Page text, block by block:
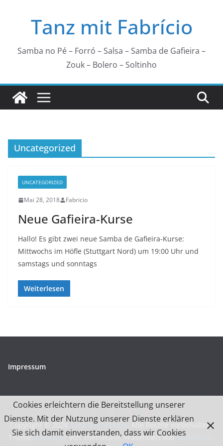
Tanz mit Fabrício
Samba no Pé – Forró – Salsa – Samba de Gafieira –
Zouk – Bolero – Soltinho
Uncategorized
UNCATEGORIZED
Mai 28, 2018 Fabricio
Neue Gafieira-Kurse
Hallo! Es gibt zwei neue Samba de Gafieira-Kurse:
Mittwochs im Höfle (Stuttgart Nord) um 19:00 Uhr und
samstags und sonntags
Weiterlesen
Impressum
Copyright © 2026Tanz mit Fabrício. Alle Rechte vorbehalten.
Theme:ColorMagvon ThemeGrill. Präsentiert vonWordPress
Cookies erleichtern die Bereitstellung unserer
Dienste. Mit der Nutzung unserer Dienste erklären
Sie sich damit einverstanden, dass wir Cookies